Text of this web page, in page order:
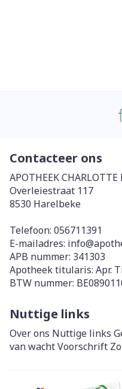
Contacteer ons
APOTHEEK CHARLOTTE
Overleiestraat 117
8530 Harelbeke
Telefoon: 056711391
E-mailadres: info@
APB nummer: 341303
Apotheek titularis: Apr.
BTW nummer:
Nuttige links
Over ons Nuttige links
van wachtVoorschrift